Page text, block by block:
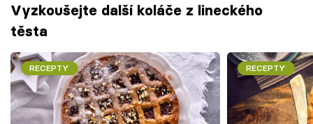
Vyzkoušejte další koláče z lineckého
těsta
RECEPTY RECEPTY